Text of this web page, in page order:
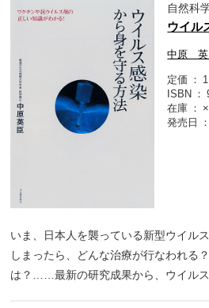
自然科
ウイル
中原 英
定価
ISBN
在庫
発売日
いま、日本人を襲っている新型ウイル
しまったら、どんな治療が行なわれ
は？……最新の研究成果から、ウイルス